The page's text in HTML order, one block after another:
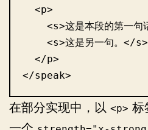
  <p>
<s>这是本段的第一句
    <s>这是另一句。</s>
  </p>
</speak>
在部分实现中，以 <p> 标